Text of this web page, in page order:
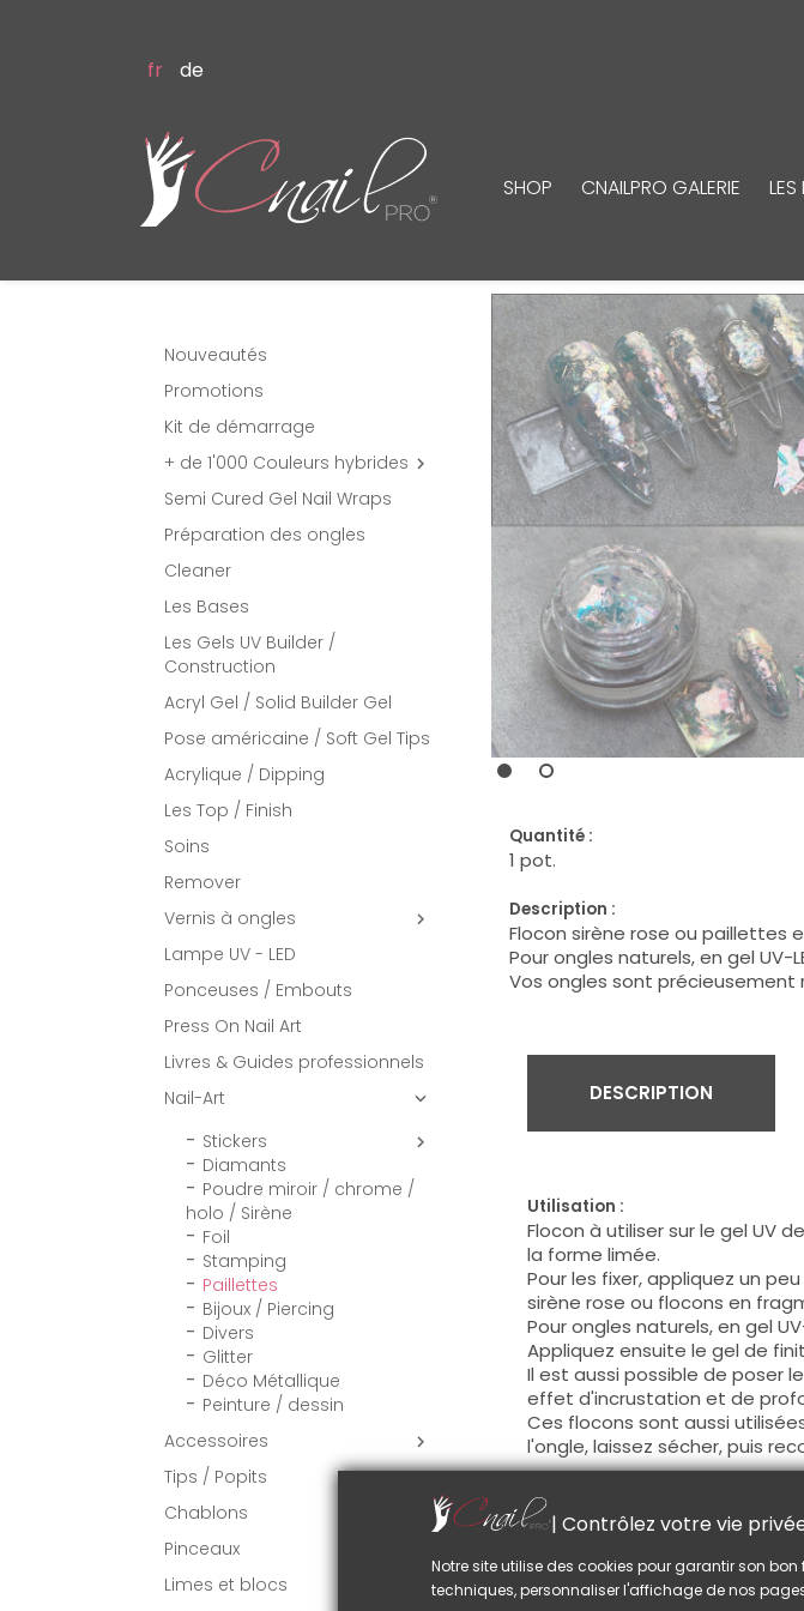
fr de
SHOP CNAILPRO GALERIE
Nouveautés
Promotions
Kit de démarrage
+ de 1'000 Couleurs hybrides 
Semi Cured Gel Nail Wraps
Préparation des ongles
Cleaner
Les Bases
Les Gels UV Builder /
Construction
Acryl Gel / Solid Builder Gel
Pose américaine / Soft Gel Tips
Acrylique / Dipping
Les Top / Finish
Soins
Remover
Vernis à ongles

Lampe UV - LED
Ponceuses / Embouts
Press On Nail Art
Livres & Guides professionnels
Nail-Art

Stickers 
Diamants
Poudre miroir / chrome /
holo / Sirène
Foil
Stamping
Paillettes
Bijoux / Piercing
Divers
Glitter
Déco Métallique
Peinture / dessin
Accessoires

Tips / Popits
Chablons
Pinceaux
Limes et blocs
Quantité :
1 pot.
Description :
Flocon sirène rose ou paillettes
Pour ongles naturels, en gel UV-
Vos ongles sont précieusement
DESCRIPTION
Utilisation :
Flocon à utiliser sur le gel UV
la forme limée.
Pour les fixer, appliquez un
sirène rose ou flocons en
Pour ongles naturels, en gel
Appliquez ensuite le gel de
Il est aussi possible de poser
effet d'incrustation et de
Ces flocons sont aussi
l'ongle, laissez sécher, puis
Conseil :
Si vous choisissez la
limez les parties des flocons
| Contrôlez votre vie
Notre site utilise des cookies pour garantir son
techniques, personnaliser l'affichage de nos